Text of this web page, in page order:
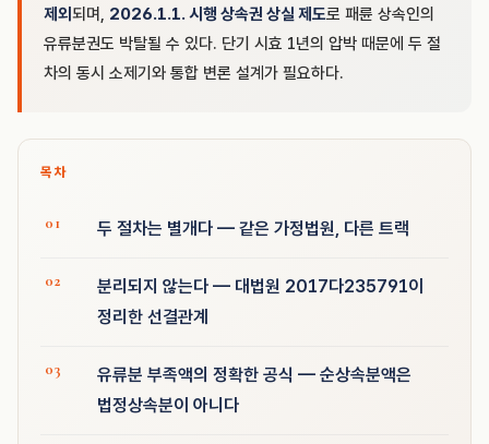
제외 되며, 2026.1.1. 시행 상속권 상실 제도로 패륜 상속인의
유류분권도 박탈될 수 있다. 단기 시효 1년의 압박 때문에 두 절
차의 동시 소제기와 통합 변론 설계가 필요하다.
목차
두 절차는 별개다 — 같은 가정법원, 다른 트랙
분리되지 않는다 — 대법원 2017다235791이
정리한 선결관계
유류분 부족액의 정확한 공식 — 순상속분액은
법정상속분이 아니다